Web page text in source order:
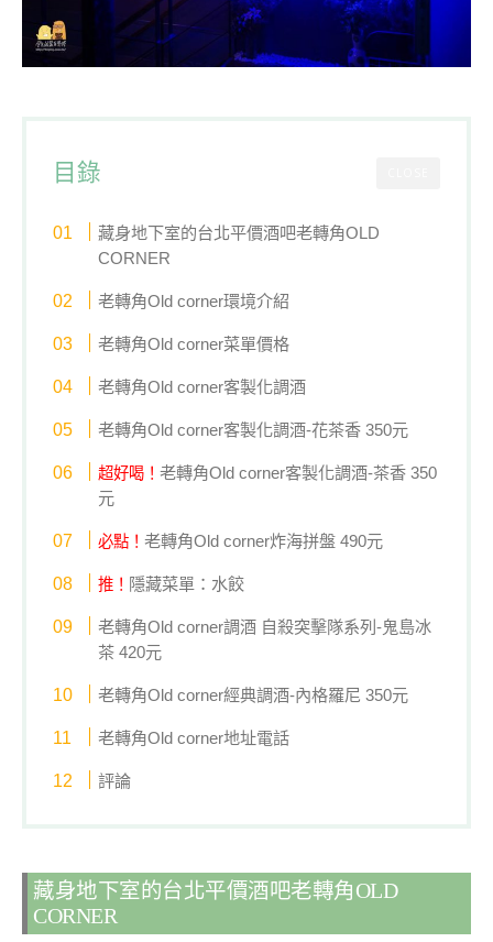
目錄
藏身地下室的台北平價酒吧老轉角OLD
CORNER
老轉角Old corner環境介紹
老轉角Old corner菜單價格
老轉角Old corner客製化調酒
老轉角Old corner客製化調酒-花茶香 350元
超好喝！老轉角Old corner客製化調酒-茶香 350
元
必點！老轉角Old corner炸海拼盤 490元
推！ 隱藏菜單：水餃
老轉角Old corner調酒 自殺突擊隊系列-鬼島冰
茶 420元
老轉角Old corner經典調酒-內格羅尼 350元
老轉角Old corner地址電話
評論
藏身地下室的台北平價酒吧老轉角OLD
CORNER